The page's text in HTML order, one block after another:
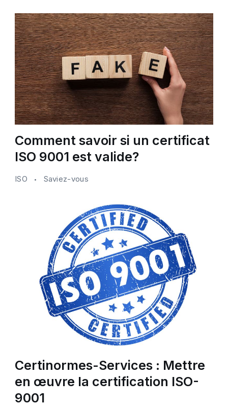
Comment savoir si un certificat
ISO 9001 est valide?
ISO Saviez-vous
Certinormes-Services : Mettre
en œuvre la certification ISO-
9001